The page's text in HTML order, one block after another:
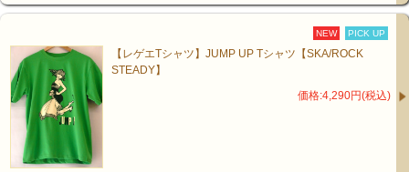
NEW PICK UP
【レゲエTシャツ】JUMP UP Tシャツ【SKA/ROCK
STEADY】
価格:4,290円(税込)